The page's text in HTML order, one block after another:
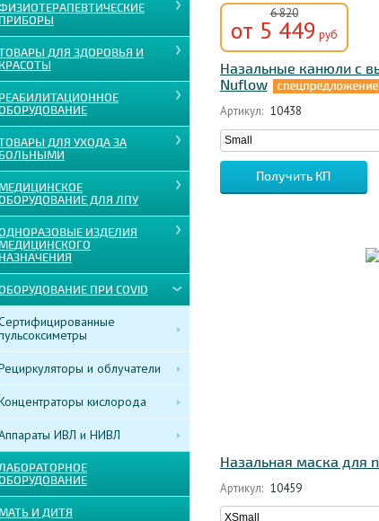
ПРИБОРЫ
ДЛЯ ЗДОРОВЬЯ И
КРАСОТЫ
РЕАБИЛИТАЦИОННОЕ
ДЛЯ УХОДА ЗА
БОЛЬНЫМИ
МЕДИЦИНСКОЕ
ДЛЯ ЛПУ
ИЗДЕЛИЯ
МЕДИЦИНСКОГО
НАЗНАЧЕНИЯ
ПРИ COVID
и облучатели
кислорода
ИВЛ и НИВЛ
МАТЬ И ДИТЯ
6 820
от 5 449 руб
Назальные канюли с
Nuflow
Артикул: 10438
Получить КП
Назальная маска для
Артикул: 10459